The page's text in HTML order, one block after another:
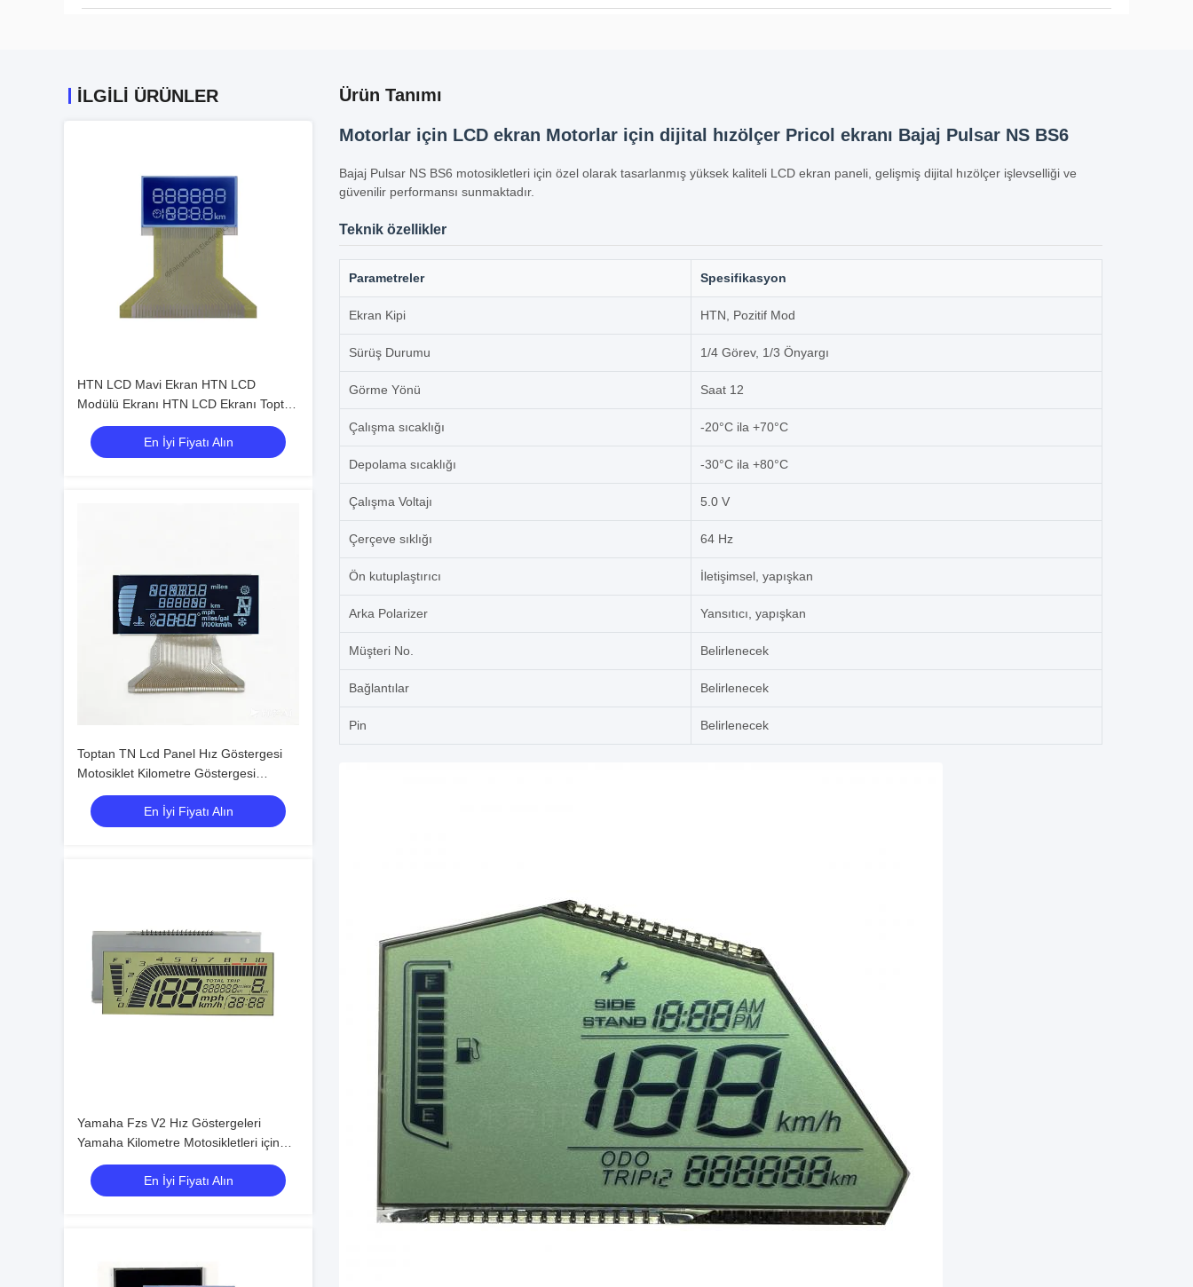
İLGILI ÜRÜNLER
HTN LCD Mavi Ekran HTN LCD
Modülü Ekranı HTN LCD Ekranı Toptan
Özel OEM ODM
En İyi Fiyatı Alın
Toptan TN Lcd Panel Hız Göstergesi
Motosiklet Kilometre Göstergesi
TN/HTN/VA Lcd Ekran Üreticileri
En İyi Fiyatı Alın
Yamaha Fzs V2 Hız Göstergeleri
Yamaha Kilometre Motosikletleri için
orijinal Yamaha Fz V2 Metre Ekranı
En İyi Fiyatı Alın
Ürün Tanımı
Motorlar için LCD ekran Motorlar için dijital hızölçer Pricol ekranı Bajaj Pulsar NS BS6
Bajaj Pulsar NS BS6 motosikletleri için özel olarak tasarlanmış yüksek kaliteli LCD ekran paneli, gelişmiş dijital hızölçer işlevselliği ve
güvenilir performansı sunmaktadır.
Teknik özellikler
Parametreler Spesifikasyon
Ekran Kipi HTN, Pozitif Mod
Sürüş Durumu 1/4 Görev, 1/3 Önyargı
Görme Yönü Saat 12
Çalışma sıcaklığı -20°C ila +70°C
Depolama sıcaklığı -30°C ila +80°C
Çalışma Voltajı 5.0 V
Çerçeve sıklığı 64 Hz
Ön kutuplaştırıcı İletişimsel, yapışkan
Arka Polarizer Yansıtıcı, yapışkan
Müşteri No. Belirlenecek
Bağlantılar Belirlenecek
Pin Belirlenecek